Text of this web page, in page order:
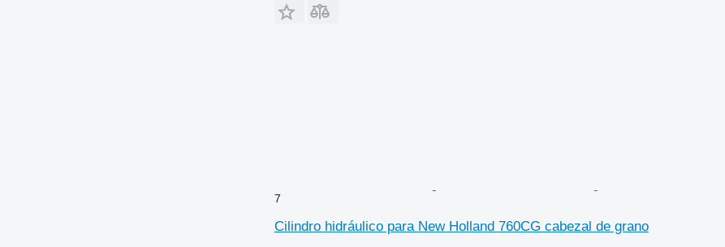
7
Cilindro hidráulico para New Holland 760CG cabezal de grano